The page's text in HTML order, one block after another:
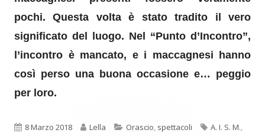
pochi.
Questa volta è stato tradito il vero
significato del luogo. Nel “Punto d’Incontro”,
l’incontro è mancato, e i maccagnesi hanno
così perso una buona occasione e… peggio
per loro.
Pubblicato
8 Marzo 2018 Autore
Lella Categorie
Orascio, spettacoli Tag
A. I. S. M.,